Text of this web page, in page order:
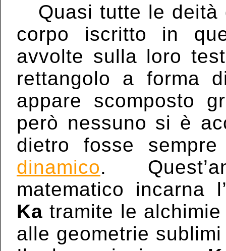
Quasi tutte le deità
corpo iscritto in
avvolte sulla loro
rettangolo a forma
appare scomposto
però nessuno si è
dietro fosse
dinamico.
matematico incarna
Ka tramite le
alle geometrie